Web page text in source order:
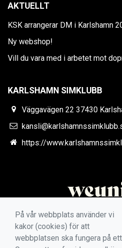
AKTUELLT
KSK arrangerar DM i Karlshamn
Ny webshop!
Vill du vara med i arbetet mot
KARLSHAMN SIMKLUBB
Väggavägen 22 37430
https://
På vår webbplats använder vi
kakor (cookies) för att
webbplatsen ska fungera på